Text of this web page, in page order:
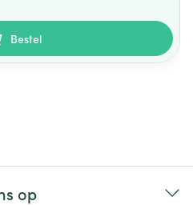
Bestel
op